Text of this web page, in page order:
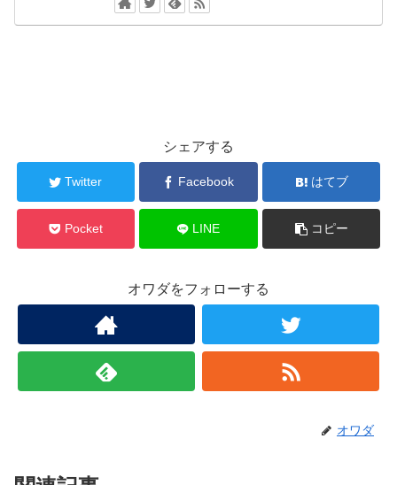
シェアする
Twitter Facebook はてブ
Pocket LINE コピー
オワダをフォローする
オワダ